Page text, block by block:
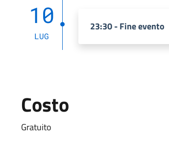
10
LUG
23:30 - Fine evento
Costo
Gratuito